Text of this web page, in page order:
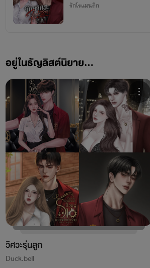
รักโรแมนติก
อยู่ในธัญลิสต์นิยาย...
วิศวะรุ่นลูก
Duck.bell